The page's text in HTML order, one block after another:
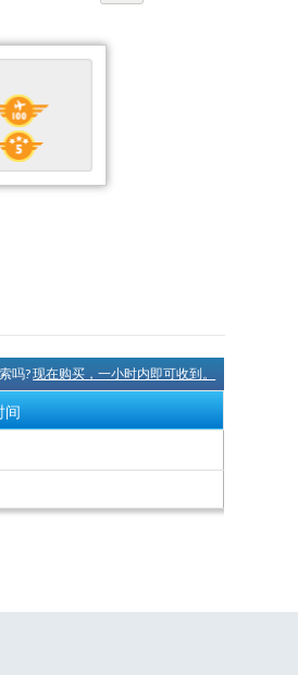
吗?现在购买，一小时内即可收到。
间